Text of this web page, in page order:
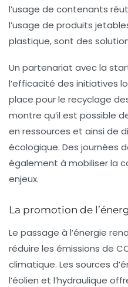
l’usage de contenants
l’usage de produits
plastique, sont des
Un partenariat avec la
l’efficacité des initiatives
place pour le recyclage
montre qu’il est possible
en ressources et ainsi de
écologique. Des journées
également à mobiliser la
enjeux.
La promotion de
Le passage à l’énergie
réduire les émissions de
climatique. Les sources
l’éolien et l’hydraulique